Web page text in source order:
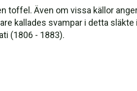
toffel. Även om vissa källor
kallades svampar i detta släkte
(1806 - 1883).